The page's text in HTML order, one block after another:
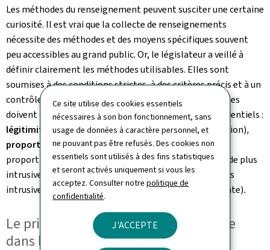
Ce site utilise des cookies essentiels
nécessaires à son bon fonctionnement, sans
usage de données à caractère personnel, et
ne pouvant pas être refusés. Des cookies non
essentiels sont utilisés à des fins statistiques
et seront activés uniquement si vous les
acceptez. Consulter notrepolitique de
confidentialité.
J'ACCEPTE
Les méthodes du renseignement peuvent susciter une certaine
curiosité. Il est vrai que la collecte de renseignements
nécessite des méthodes et des moyens spécifiques souvent
peu accessibles au grand public. Or, le législateur a veillé à
définir clairement les méthodes utilisables. Elles sont
soumises à des conditions strictes, à des critères précis et à un
contrôle permanent se situant à différents niveaux. Elles
doivent notamment se conformer à trois principes essentiels :
légitimité
(il existe une menace qui justifie l'investigation),
proportionnalité(les moyens utilisés doivent être
proportionnels à la menace),subsidiarité(une méthode plus
intrusive est uniquement utilisée si une méthode moins
intrusive pour atteindre l'objectif visé s'avère inopérante).
Le principe de l'intrusion la plus faible
dans la vie privée